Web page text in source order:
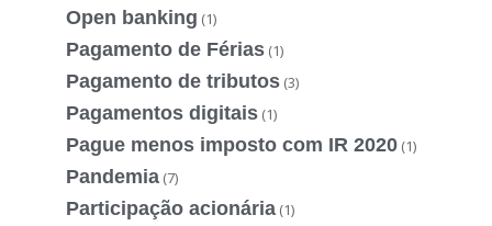
Open banking (1)
Pagamento de Férias (1)
Pagamento de tributos (3)
Pagamentos digitais (1)
Pague menos imposto com IR 2020 (1)
Pandemia (7)
Participação acionária (1)